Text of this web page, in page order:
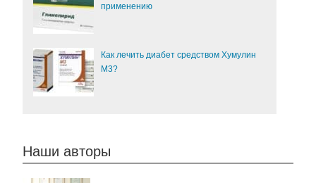
применению
Как лечить диабет средством Хумулин
М3?
Наши авторы